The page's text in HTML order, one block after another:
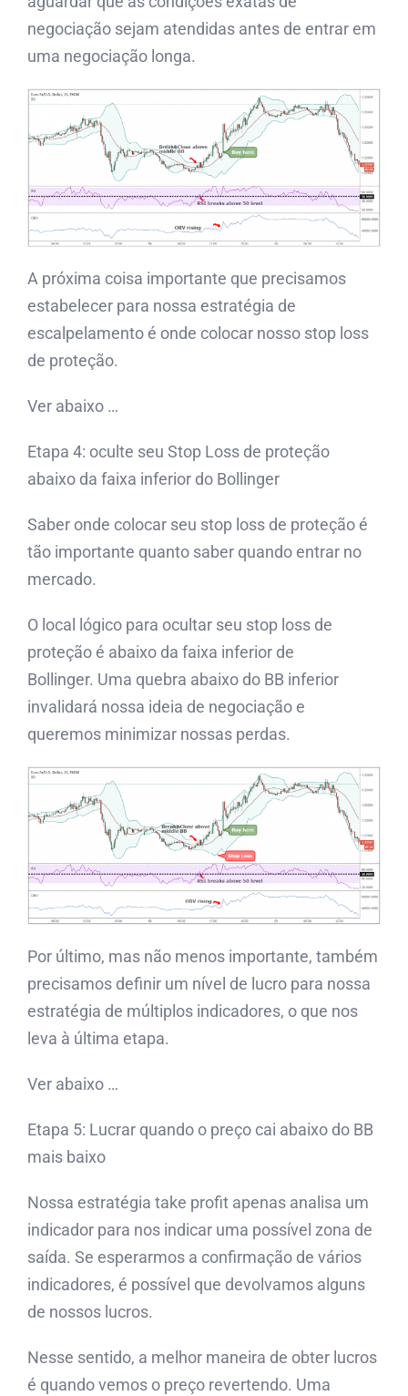
negociação sejam atendidas antes de entrar em
uma negociação longa.
A próxima coisa importante que precisamos
estabelecer para nossa estratégia de
escalpelamento é onde colocar nosso stop loss
de proteção.
Ver abaixo …
Etapa 4: oculte seu Stop Loss de proteção
abaixo da faixa inferior do Bollinger
Saber onde colocar seu stop loss de proteção é
tão importante quanto saber quando entrar no
mercado.
O local lógico para ocultar seu stop loss de
proteção é abaixo da faixa inferior de
Bollinger. Uma quebra abaixo do BB inferior
invalidará nossa ideia de negociação e
queremos minimizar nossas perdas.
Por último, mas não menos importante, também
precisamos definir um nível de lucro para nossa
estratégia de múltiplos indicadores, o que nos
leva à última etapa.
Ver abaixo …
Etapa 5: Lucrar quando o preço cai abaixo do BB
mais baixo
Nossa estratégia take profit apenas analisa um
indicador para nos indicar uma possível zona de
saída. Se esperarmos a confirmação de vários
indicadores, é possível que devolvamos alguns
de nossos lucros.
Nesse sentido, a melhor maneira de obter lucros
é quando vemos o preço revertendo. Uma